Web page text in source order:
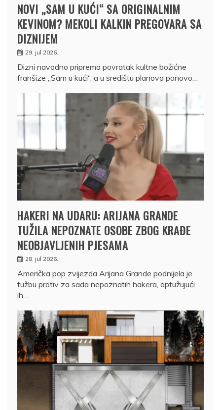
NOVI „SAM U KUĆI“ SA ORIGINALNIM
KEVINOM? MEKOLI KALKIN PREGOVARA SA
DIZNIJEM
29. jul 2026.
Dizni navodno priprema povratak kultne božićne
franšize „Sam u kući“, a u središtu planova ponovo…
HAKERI NA UDARU: ARIJANA GRANDE
TUŽILA NEPOZNATE OSOBE ZBOG KRAĐE
NEOBJAVLJENIH PJESAMA
28. jul 2026.
Američka pop zvijezda Arijana Grande podnijela je
tužbu protiv za sada nepoznatih hakera, optužujući
ih…